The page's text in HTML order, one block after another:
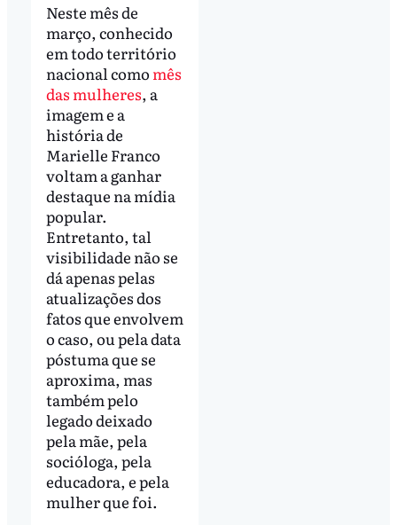
Neste mês de
março, conhecido
em todo território
nacional como mês
das mulheres, a
imagem e a
história de
Marielle Franco
voltam a ganhar
destaque na mídia
popular.
Entretanto, tal
visibilidade não se
dá apenas pelas
atualizações dos
fatos que envolvem
o caso, ou pela data
póstuma que se
aproxima, mas
também pelo
legado deixado
pela mãe, pela
socióloga, pela
educadora, e pela
mulher que foi.